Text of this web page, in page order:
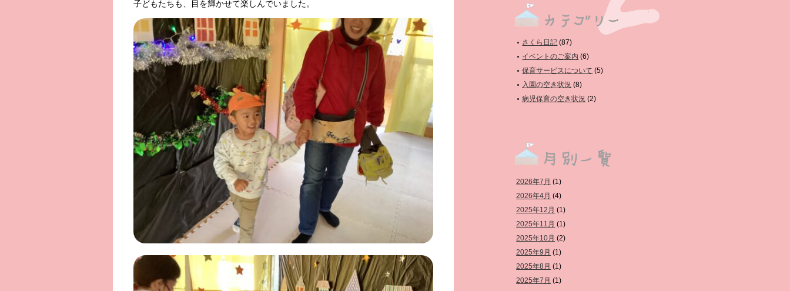
子どもたちも、目を輝かせて楽しんでいました。
さくら日記 (87)
イベントのご案内 (6)
保育サービスについて (5)
入園の空き状況 (8)
病児保育の空き状況 (2)
2026年7月 (1)
2026年4月 (4)
2025年12月 (1)
2025年11月 (1)
2025年10月 (2)
2025年9月 (1)
2025年8月 (1)
2025年7月 (1)